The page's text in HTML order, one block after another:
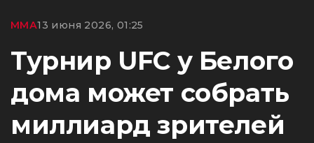
ММА13 июня 2026, 01:25
Турнир UFC у Белого
дома может собрать
миллиард зрителей